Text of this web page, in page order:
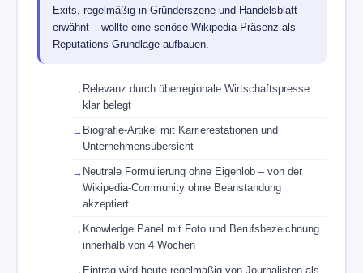
Exits, regelmäßig in Gründerszene und Handelsblatt
erwähnt – wollte eine seriöse Wikipedia-Präsenz als
Reputations-Grundlage aufbauen.
Relevanz durch überregionale Wirtschaftspresse
klar belegt
Biografie-Artikel mit Karrierestationen und
Unternehmensübersicht
Neutrale Formulierung ohne Eigenlob – von der
Wikipedia-Community ohne Beanstandung
akzeptiert
Knowledge Panel mit Foto und Berufsbezeichnung
innerhalb von 4 Wochen
Eintrag wird heute regelmäßig von Journalisten als